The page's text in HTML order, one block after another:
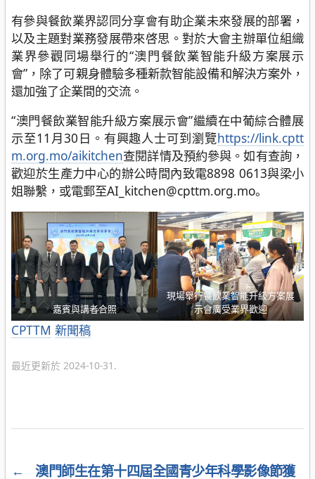
有參與餐飲業界認同分享會有助企業未來發展的部署，
以及主題對業務發展帶來啓思。對於大會主辦單位組織
業界參觀同場舉行的“澳門餐飲業智能升級方案展示
會”，除了可親身體驗多種新款智能設備和解決方案外，
還加強了企業間的交流。
“澳門餐飲業智能升級方案展示會”繼續在中葡綜合體展
示至11月30日。有興趣人士可到瀏覽https://link.cptt
m.org.mo/aikitchen查閱詳情及預約參與。如有查詢，
歡迎於生產力中心的辦公時間內致電8898 0613與梁小
姐聯繫，或電郵至AI_kitchen@cpttm.org.mo。
嘉賓與講者合照
現場舉行餐飲業智能升級方案展
示會廣受業界歡迎
分
CPTTM 新聞稿
最近更新於 2024-10-31.
←
澳門師生在第十四屆全國青少年科學影像節獲